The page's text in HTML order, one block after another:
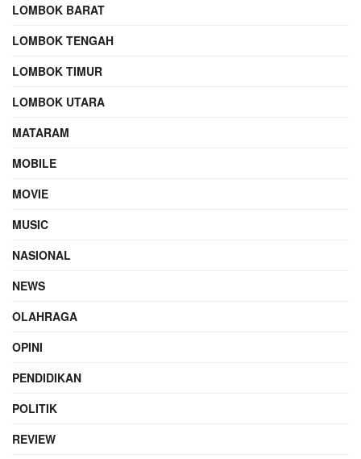
LOMBOK BARAT
LOMBOK TENGAH
LOMBOK TIMUR
LOMBOK UTARA
MATARAM
MOBILE
MOVIE
MUSIC
NASIONAL
NEWS
OLAHRAGA
OPINI
PENDIDIKAN
POLITIK
REVIEW